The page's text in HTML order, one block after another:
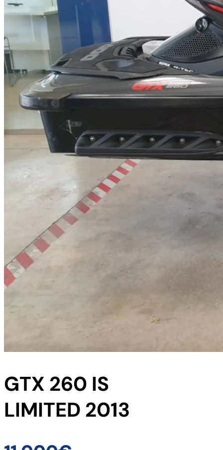
GTX 260 IS
LIMITED 2013